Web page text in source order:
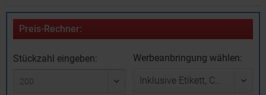
Preis-Rechner:
Stückzahl eingeben: Werbeanbringung wählen: